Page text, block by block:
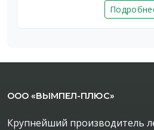
ООО «ВЫМПЕЛ-ПЛЮС»
Крупнейший производитель